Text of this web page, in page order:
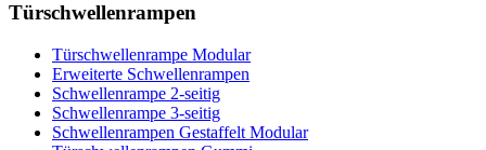
Türschwellenrampen
Türschwellenrampe Modular
Erweiterte Schwellenrampen
Schwellenrampe 2-seitig
Schwellenrampe 3-seitig
Schwellenrampen Gestaffelt Modular